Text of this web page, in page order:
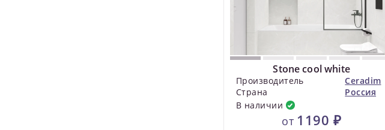
Stone cool white
Производитель
Ceradim
Страна
Россия
В наличии
от 1190 ₽